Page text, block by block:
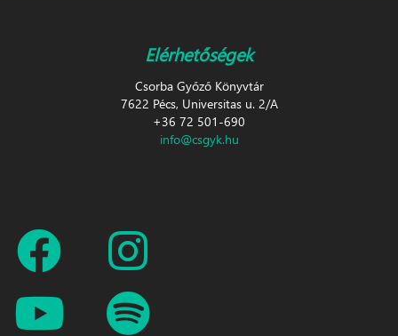
Elérhetőségek
Csorba Győző Könyvtár
7622 Pécs, Universitas u. 2/A
+36 72 501-690
info@csgyk.hu